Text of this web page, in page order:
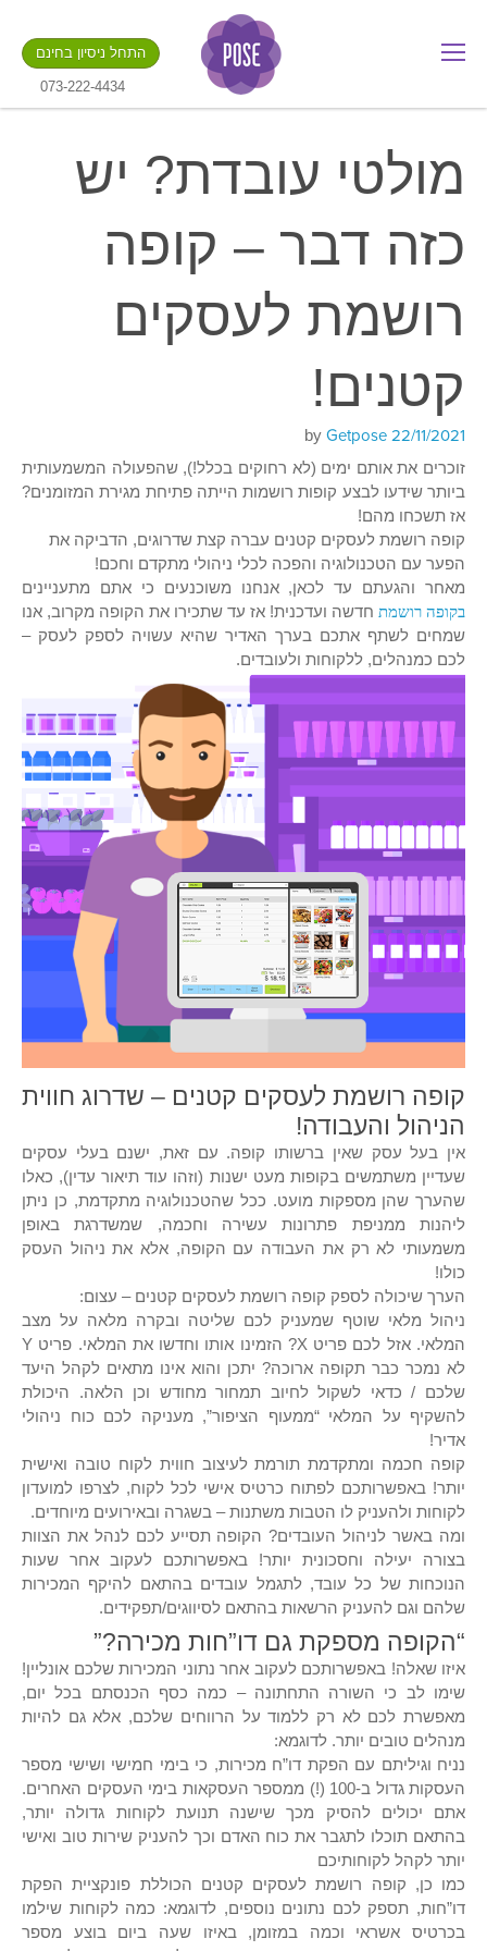
.gotpose.com
התחל ניסיון בחינם
073-222-4434
מולטי עובדת? יש
כזה דבר – קופה
רושמת לעסקים
קטנים!
Posted
22/11/2021
Getpose
זוכרים את אותם ימים (לא רחוקים בכלל!), שהפעולה המשמעותית
ביותר שידעו לבצע קופות רושמות הייתה פתיחת מגירת המזומנים?
אז תשכחו מהם!
קופה רושמת לעסקים קטנים עברה קצת שדרוגים, הדביקה את
הפער עם הטכנולוגיה והפכה לכלי ניהולי מתקדם וחכם!
מאחר והגעתם עד לכאן, אנחנו משוכנעים כי אתם מתעניינים
בקופה רושמת חדשה ועדכנית! אז עד שתכירו את הקופה מקרוב, אנו
שמחים לשתף אתכם בערך האדיר שהיא עשויה לספק לעסק –
לכם כמנהלים, ללקוחות ולעובדים.
קופה רושמת לעסקים קטנים – שדרוג חווית
הניהול והעבודה!
אין בעל עסק שאין ברשותו קופה. עם זאת, ישנם בעלי עסקים
שעדיין משתמשים בקופות מעט ישנות (וזהו עוד תיאור עדין), כאלו
שהערך שהן מספקות מועט. ככל שהטכנולוגיה מתקדמת, כן ניתן
ליהנות ממניפת פתרונות עשירה וחכמה, שמשדרגת באופן
משמעותי לא רק את העבודה עם הקופה, אלא את ניהול העסק
כולו!
הערך שיכולה לספק קופה רושמת לעסקים קטנים – עצום:
ניהול מלאי שוטף שמעניק לכם שליטה ובקרה מלאה על מצב
המלאי. אזל לכם פריט X? הזמינו אותו וחדשו את המלאי. פריט Y
לא נמכר כבר תקופה ארוכה? יתכן והוא אינו מתאים לקהל היעד
שלכם / כדאי לשקול לחיוב תמחור מחודש וכן הלאה. היכולת
להשקיף על המלאי “ממעוף הציפור”, מעניקה לכם כוח ניהולי
אדיר!
קופה חכמה ומתקדמת תורמת לעיצוב חווית לקוח טובה ואישית
יותר! באפשרותכם לפתוח כרטיס אישי לכל לקוח, לצרפו למועדון
לקוחות ולהעניק לו הטבות משתנות – בשגרה ובאירועים מיוחדים.
ומה באשר לניהול העובדים? הקופה תסייע לכם לנהל את הצוות
בצורה יעילה וחסכונית יותר! באפשרותכם לעקוב אחר שעות
הנוכחות של כל עובד, לתגמל עובדים בהתאם להיקף המכירות
שלהם וגם להעניק הרשאות בהתאם לסיווגים/תפקידים.
“הקופה מספקת גם דו”חות מכירה?”
איזו שאלה! באפשרותכם לעקוב אחר נתוני המכירות שלכם אונליין!
שימו לב כי השורה התחתונה – כמה כסף הכנסתם בכל יום,
מאפשרת לכם לא רק ללמוד על הרווחים שלכם, אלא גם להיות
מנהלים טובים יותר. לדוגמא:
נניח וגיליתם עם הפקת דו”ח מכירות, כי בימי חמישי ושישי מספר
העסקות גדול ב-100 (!) ממספר העסקאות בימי העסקים האחרים.
אתם יכולים להסיק מכך שישנה תנועת לקוחות גדולה יותר,
בהתאם תוכלו לתגבר את כוח האדם וכך להעניק שירות טוב ואישי
יותר לקהל לקוחותיכם
כמו כן, קופה רושמת לעסקים קטנים הכוללת פונקציית הפקת
דו”חות, תספק לכם נתונים נוספים, לדוגמא: כמה לקוחות שילמו
בכרטיס אשראי וכמה במזומן, באיזו שעה ביום בוצע מספר